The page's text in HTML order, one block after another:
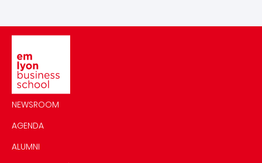
NEWSROOM
AGENDA
ALUMNI